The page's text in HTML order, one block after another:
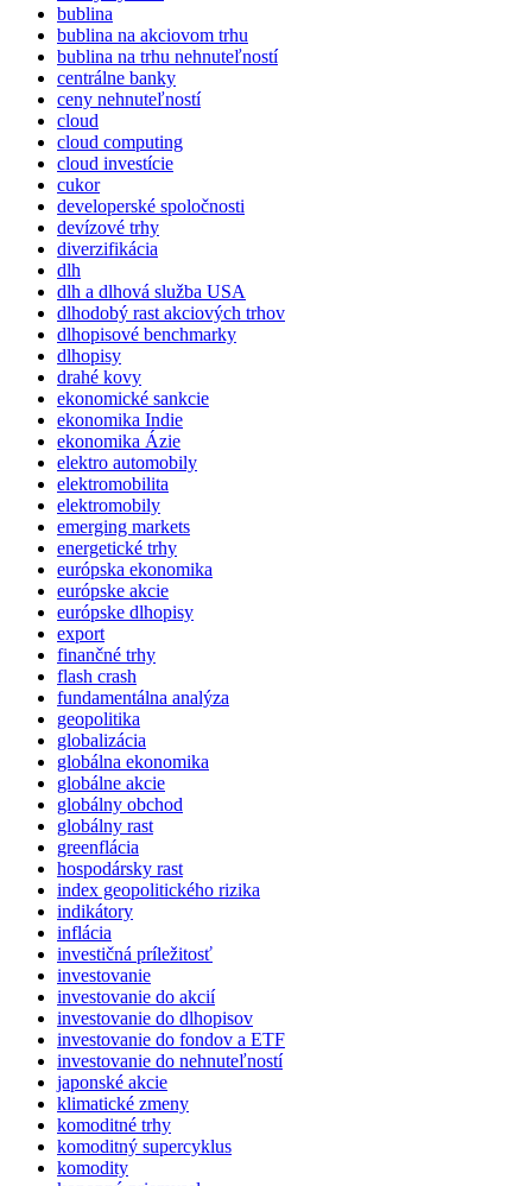
bublina
bublina na akciovom trhu
bublina na trhu nehnuteľností
centrálne banky
ceny nehnuteľností
cloud
cloud computing
cloud investície
cukor
developerské spoločnosti
devízové trhy
diverzifikácia
dlh
dlh a dlhová služba USA
dlhodobý rast akciových trhov
dlhopisové benchmarky
dlhopisy
drahé kovy
ekonomické sankcie
ekonomika Indie
ekonomika Ázie
elektro automobily
elektromobilita
elektromobily
emerging markets
energetické trhy
európska ekonomika
európske akcie
európske dlhopisy
export
finančné trhy
flash crash
fundamentálna analýza
geopolitika
globalizácia
globálna ekonomika
globálne akcie
globálny obchod
globálny rast
greenflácia
hospodársky rast
index geopolitického rizika
indikátory
inflácia
investičná príležitosť
investovanie
investovanie do akcií
investovanie do dlhopisov
investovanie do fondov a ETF
investovanie do nehnuteľností
japonské akcie
klimatické zmeny
komoditné trhy
komoditný supercyklus
komodity